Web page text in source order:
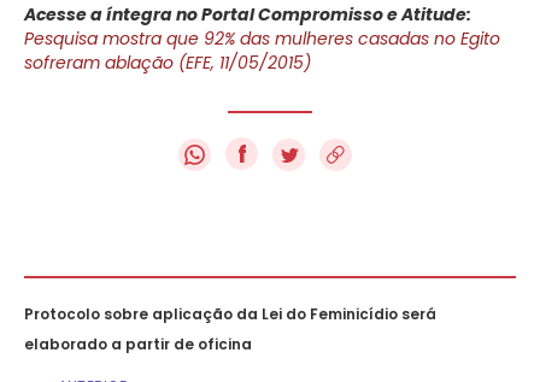
Acesse a íntegra no Portal Compromisso e Atitude:
Pesquisa mostra que 92% das mulheres casadas no Egito
sofreram ablação (EFE, 11/05/2015)
f
Protocolo sobre aplicação da Lei do Feminicídio será
elaborado a partir de oficina